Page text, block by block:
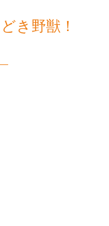
き野獣！